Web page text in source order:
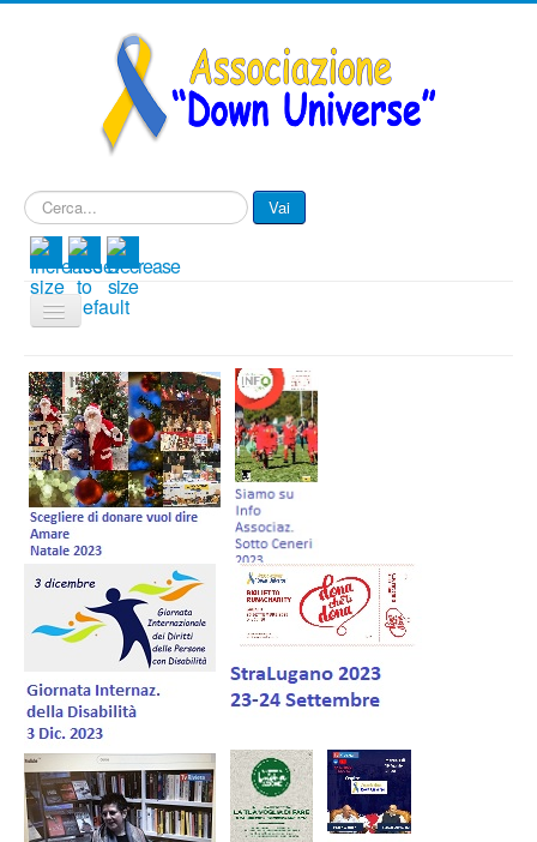
Cerca... Vai
Cambia
navigazione
Menu IT
Associazione
Progetti
Eventi e Novità
Contattaci
Forum IT
Donazioni
Gestione Soci
Negozio
Volontariato